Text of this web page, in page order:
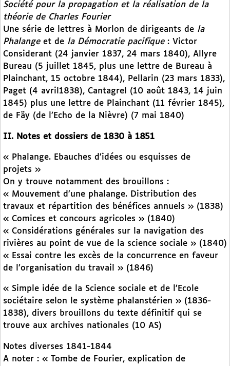
Société pour la propagation et la réalisation de la
théorie de Charles Fourier
Une série de lettres à Morlon de dirigeants de la
Phalangeet de la Démocratie pacifique: Victor
Considerant (24 janvier 1837, 24 mars 1840), Allyre
Bureau (5 juillet 1845, plus une lettre de Bureau à
Plainchant, 15 octobre 1844), Pellarin (23 mars 1833),
Paget (4 avril1838), Cantagrel (10 août 1843, 14 juin
1845) plus une lettre de Plainchant (11 février 1845),
de Fäy (de l’Echo de la Nièvre) (7 mai 1840)
II. Notes et dossiers de 1830 à 1851
« Phalange. Ebauches d’idées ou esquisses de
projets »
On y trouve notamment des brouillons :
« Mouvement d’une phalange. Distribution des
travaux et répartition des bénéfices annuels » (1838)
« Comices et concours agricoles » (1840)
« Considérations générales sur la navigation des
rivières au point de vue de la science sociale » (1840)
« Essai contre les excès de la concurrence en faveur
de l’organisation du travail » (1846)
« Simple idée de la Science sociale et de l’Ecole
sociétaire selon le système phalanstérien » (1836-
1838), divers brouillons du texte définitif qui se
trouve aux archives nationales (10 AS)
Notes diverses 1841-1844
A noter : « Tombe de Fourier, explication de